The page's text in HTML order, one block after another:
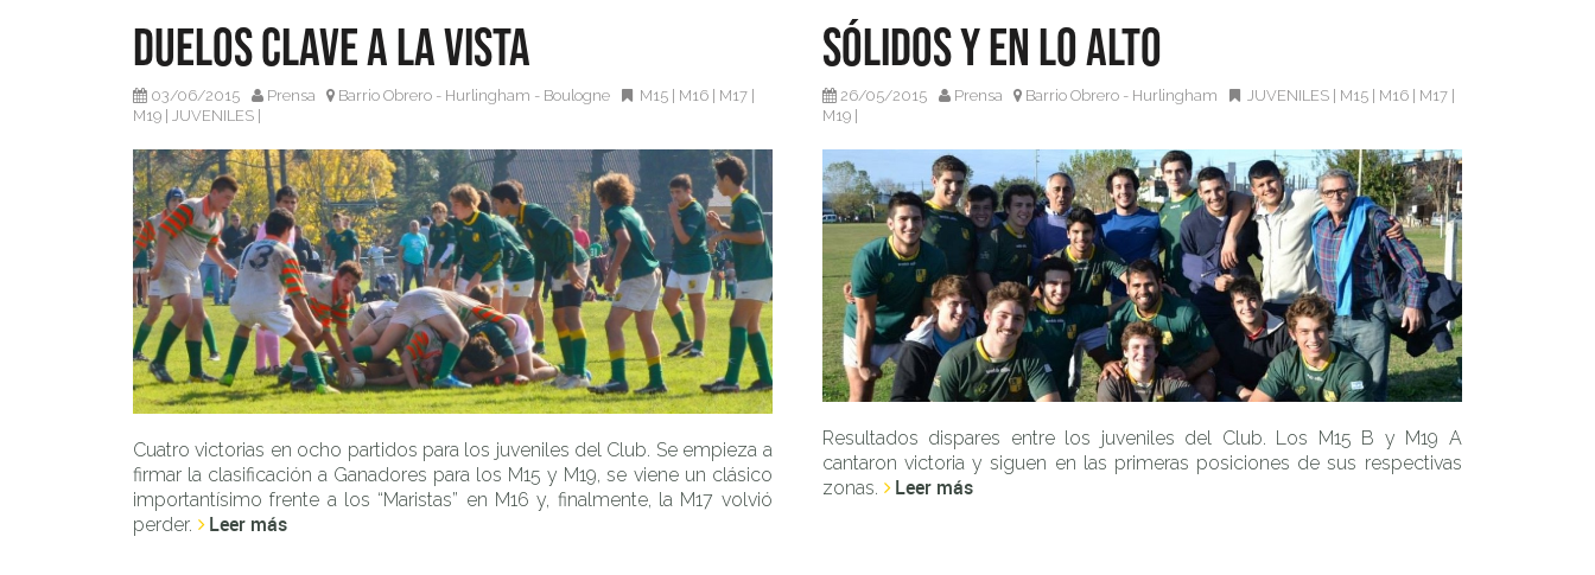
Duelos clave a la vista
03/06/2015 Prensa Barrio Obrero - Hurlingham - Boulogne M15| M16| M17|
M19 JUVENILES
Cuatro victorias en ocho partidos para los juveniles del Club. Se empieza a
firmar la clasificación a Ganadores para los M15 y M19, se viene un clásico
importantísimo frente a los “Maristas” en M16 y, finalmente, la M17 volvió
perder.
Leer más
Sólidos y en lo alto
26/05/2015 Prensa Barrio Obrero - Hurlingham JUVENILES| M15| M16| M17|
M19
Resultados dispares entre los juveniles del Club. Los M15 B y M19 A
cantaron victoria y siguen en las primeras posiciones de sus respectivas
zonas.
Leer más